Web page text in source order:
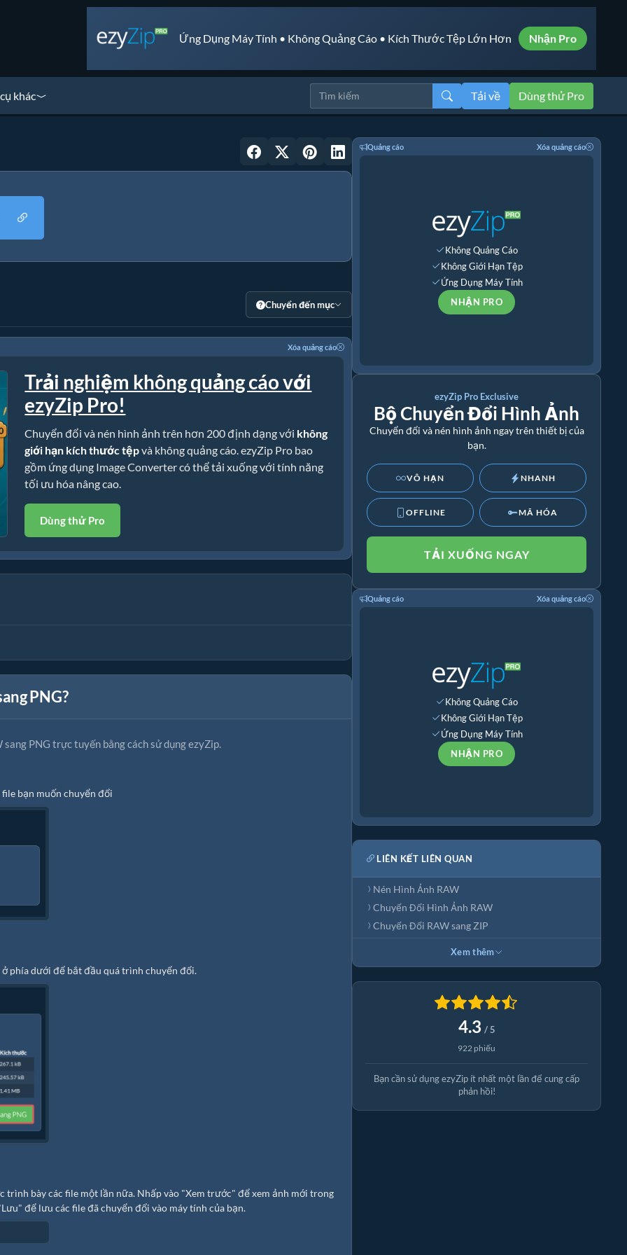
Ứng Dụng Máy Tính • Không Quảng Cáo • Kích Thước Tệp Lớn Hơn Nhận Pro
khác Tải về Dùng thử Pro
Chuyển đến mục
Xóa quảng cáo
Trải nghiệm không quảng cáo với
ezyZip Pro!
Chuyển đổi và nén hình ảnh trên hơn 200 định dạng với không
giới hạn kích thước tệpvà không quảng cáo. ezyZip Pro bao
gồm ứng dụng Image Converter có thể tải xuống với tính năng
tối ưu hóa nâng cao.
Dùng thử Pro
PNG?
PNG trực tuyến bằng cách sử dụng ezyZip.
bạn muốn chuyển đổi
ở phía dưới để bắt đầu quá trình chuyển đổi.
bày các file một lần nữa. Nhấp vào "Xem trước" để xem ảnh mới trong
để lưu các file đã chuyển đổi vào máy tính của bạn.
Quảng cáo Xóa quảng cáo
Không Quảng Cáo
Không Giới Hạn Tệp
Ứng Dụng Máy Tính
NHẬN PRO
ezyZip Pro Exclusive
Bộ Chuyển Đổi Hình Ảnh
Chuyển đổi và nén hình ảnh ngay trên thiết bị của
bạn.
VÔ HẠN NHANH
OFFLINE MÃ HÓA
TẢI XUỐNG NGAY
Quảng cáo Xóa quảng cáo
Không Quảng Cáo
Không Giới Hạn Tệp
Ứng Dụng Máy Tính
NHẬN PRO
LIÊN KẾT LIÊN QUAN
Nén Hình Ảnh RAW
Chuyển Đổi Hình Ảnh RAW
Chuyển Đổi RAW sang ZIP
Xem thêm
4.3 / 5
922 phiếu
Bạn cần sử dụng ezyZip ít nhất một lần để cung cấp
phản hồi!